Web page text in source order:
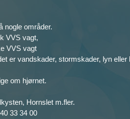
nogle områder.
VVS vagt,
VVS vagt
er vandskader, stormskader, lyn
om hjørnet.
Hornslet m.fler.
33 34 00